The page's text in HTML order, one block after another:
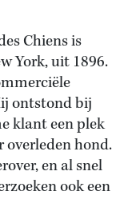
Chiens is
York, uit 1896.
ontstond bij
klant een plek
hond.
en al snel
ook een